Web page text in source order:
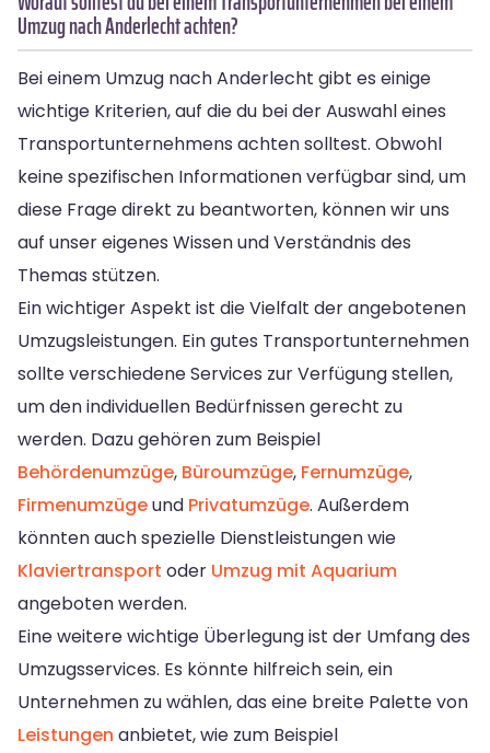
Umzug nach Anderlecht achten?
Bei einem Umzug nach Anderlecht gibt es einige
wichtige Kriterien, auf die du bei der Auswahl eines
Transportunternehmens achten solltest. Obwohl
keine spezifischen Informationen verfügbar sind, um
diese Frage direkt zu beantworten, können wir uns
auf unser eigenes Wissen und Verständnis des
Themas stützen.
Ein wichtiger Aspekt ist die Vielfalt der angebotenen
Umzugsleistungen. Ein gutes Transportunternehmen
sollte verschiedene Services zur Verfügung stellen,
um den individuellen Bedürfnissen gerecht zu
werden. Dazu gehören zum Beispiel
Behördenumzüge, Büroumzüge, Fernumzüge,
Firmenumzügeund Privatumzüge. Außerdem
könnten auch spezielle Dienstleistungen wie
Klaviertransport oder Umzug mit Aquarium
angeboten werden.
Eine weitere wichtige Überlegung ist der Umfang des
Umzugsservices. Es könnte hilfreich sein, ein
Unternehmen zu wählen, das eine breite Palette von
Leistungen anbietet, wie zum Beispiel